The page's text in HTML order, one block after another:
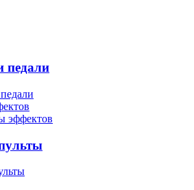
педали
эффектов